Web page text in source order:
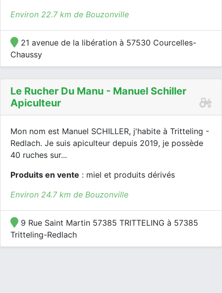
Environ 22.7 km de Bouzonville
21 avenue de la libération à 57530 Courcelles-
Chaussy
Le Rucher Du Manu - Manuel Schiller
Apiculteur
Mon nom est Manuel SCHILLER, j'habite à Tritteling -
Redlach. Je suis apiculteur depuis 2019, je possède
40 ruches sur...
Produits en vente : miel et produits dérivés
Environ 24.7 km de Bouzonville
9 Rue Saint Martin 57385 TRITTELING à 57385
Tritteling-Redlach